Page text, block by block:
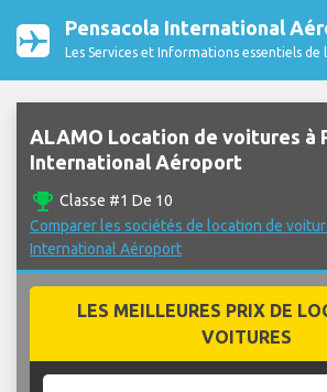
Pensacola International
Les Services et Informations essentiels de
ALAMO Location de voitures à
International Aéroport
emoji_events Classe #1 De 10
Comparer les sociétés de location de
International Aéroport
LES MEILLEURES PRIX DE
VOITURES